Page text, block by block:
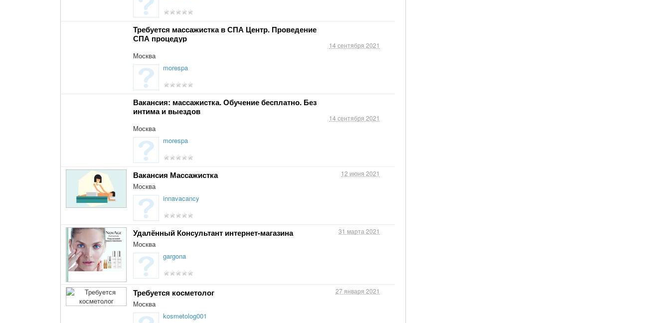
Требуется массажистка в СПА Центр. Проведение
СПА процедур
14 сентября 2021
Москва
morespa
Вакансия: массажистка. Обучение бесплатно. Без
интима и выездов
14 сентября 2021
Москва
morespa
Вакансия Массажистка 12 июня 2021
Москва
innavacancy
Удалённый Консультант интернет-магазина 31 марта 2021
Москва
gargona
Требуется косметолог 27 января 2021
Москва
kosmetolog001